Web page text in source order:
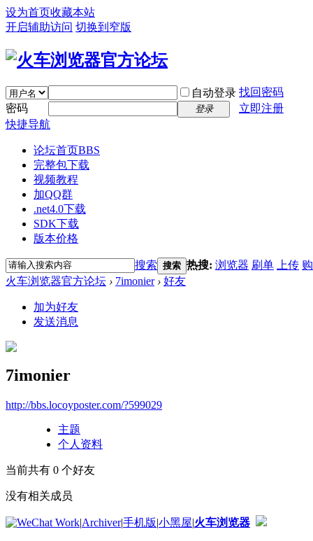
设为首页收藏本站
开启辅助访问 切换到窄版
自动登录 找回密码
密码
登录
立即注册
快捷导航
论坛首页BBS
完整包下载
视频教程
加QQ群
.net4.0下载
SDK下载
版本价格
搜索 搜索 热搜: 浏览器 刷单 上传
火车浏览器官方论坛 › 7imonier › 好友
加为好友
发送消息
7imonier
http://bbs.locoyposter.com/?599029
主题
个人资料
当前共有 0 个好友
没有相关成员
|Archiver|手机版|小黑屋|火车浏览器